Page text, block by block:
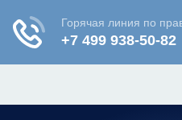
✆ 7 (800) 350-22-64